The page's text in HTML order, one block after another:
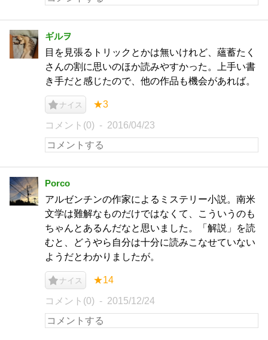
ギルヲ
目を見張るトリックとかは無いけれど、蘊蓄たく
さんの割に思いのほか読みやすかった。上手い書
き手だと感じたので、他の作品も機会があれば。
ナイス ★3
コメント(0) 2016/04/23
Porco
アルゼンチンの作家によるミステリー小説。南米
文学は難解なものだけではなくて、こういうのも
ちゃんとあるんだなと思いました。「解説」を読
むと、どうやら自分は十分に読みこなせていない
ようだとわかりましたが。
ナイス ★14
コメント(0) 2015/12/24